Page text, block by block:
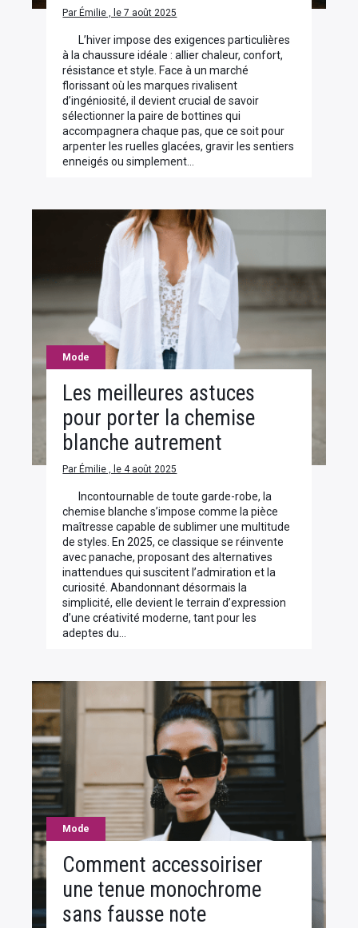
Par Émilie , le 7 août 2025
L’hiver impose des exigences particulières
à la chaussure idéale : allier chaleur, confort,
résistance et style. Face à un marché
florissant où les marques rivalisent
d’ingéniosité, il devient crucial de savoir
sélectionner la paire de bottines qui
accompagnera chaque pas, que ce soit pour
arpenter les ruelles glacées, gravir les sentiers
enneigés ou simplement…
Mode
Les meilleures astuces
pour porter la chemise
blanche autrement
Par Émilie , le 4 août 2025
Incontournable de toute garde-robe, la
chemise blanche s’impose comme la pièce
maîtresse capable de sublimer une multitude
de styles. En 2025, ce classique se réinvente
avec panache, proposant des alternatives
inattendues qui suscitent l’admiration et la
curiosité. Abandonnant désormais la
simplicité, elle devient le terrain d’expression
d’une créativité moderne, tant pour les
adeptes du…
Mode
Comment accessoiriser
une tenue monochrome
sans fausse note